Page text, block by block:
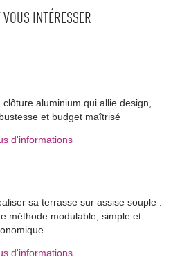
INTÉRESSER
clôture aluminium qui allie design,
et budget maîtrisé
d'informations
sa terrasse sur assise souple :
méthode modulable, simple et
d'informations